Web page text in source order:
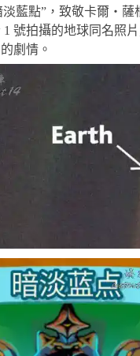
淡藍點”，致敬卡爾・薩
號拍攝的地球同名照
劇情。